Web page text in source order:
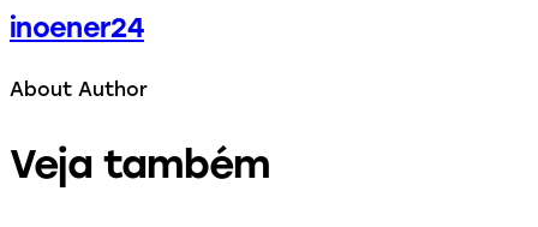
inoener24
About Author
Veja também